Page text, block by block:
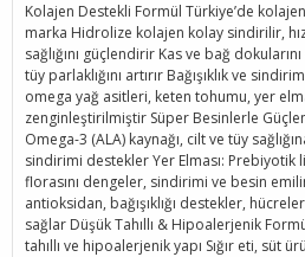
Kolajen Destekli Formül Türkiye’de
marka Hidrolize kolajen kolay sindirilir,
sağlığını güçlendirir Kas ve bağ
tüy parlaklığını artırır Bağışıklık ve
omega yağ asitleri, keten tohumu, yer
zenginleştirilmiştir Süper Besinlerle
Omega-3 (ALA) kaynağı, cilt ve tüy
sindirimi destekler Yer Elması: Prebiyotik
florasını dengeler, sindirimi ve besin
antioksidan, bağışıklığı destekler,
sağlar Düşük Tahıllı & Hipoalerjenik
tahıllı ve hipoalerjenik yapı Sığır eti, süt